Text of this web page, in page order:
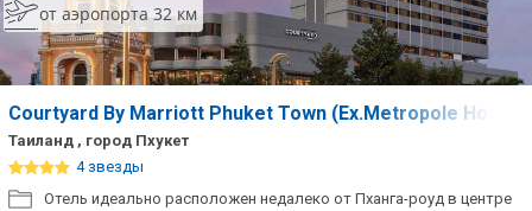
от аэропорта 32 км
Courtyard By Marriott Phuket Town (Ex.Metropole Hotel
Таиланд , город Пхукет
4 звезды
Отель идеально расположен недалеко от Пханга-роуд в центре